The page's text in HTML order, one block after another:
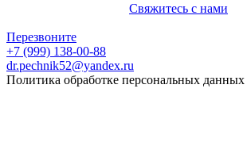
Свяжитесь с нами
Перезвоните
+7 (999) 138-00-88
dr.pechnik52@yandex.ru
Политика обработке персональных данных